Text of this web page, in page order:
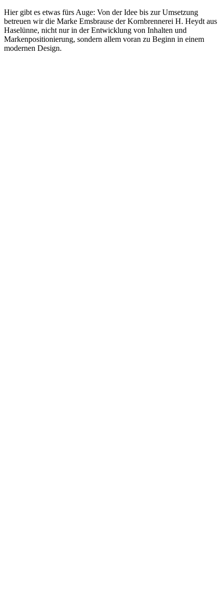
Hier gibt es etwas fürs Auge: Von der Idee bis zur Umsetzung
betreuen wir die Marke Emsbrause der Kornbrennerei H. Heydt aus
Haselünne, nicht nur in der Entwicklung von Inhalten und
Markenpositionierung, sondern allem voran zu Beginn in einem
modernen Design.